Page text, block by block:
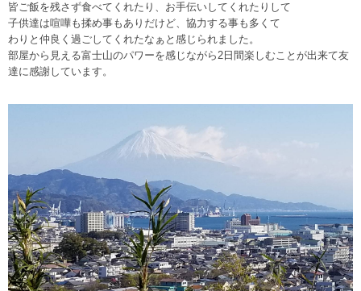
皆ご飯を残さず食べてくれたり、お手伝いしてくれたりして
子供達は喧嘩も揉め事もありだけど、協力する事も多くて
わりと仲良く過ごしてくれたなぁと感じられました。
部屋から見える富士山のパワーを感じながら2日間楽しむことが出来て友
達に感謝しています。